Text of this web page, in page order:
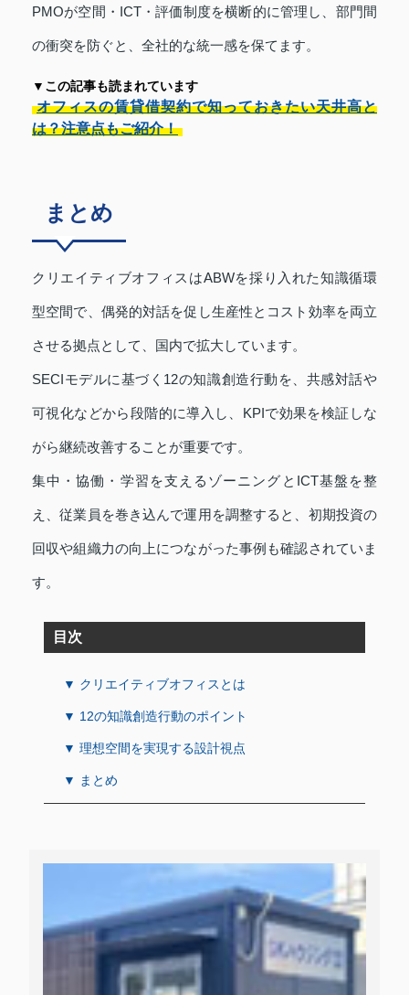
PMOが空間・ICT・評価制度を横断的に管理し、部門間
の衝突を防ぐと、全社的な統一感を保てます。
▼この記事も読まれています
オフィスの賃貸借契約で知っておきたい天井高と
は？注意点もご紹介！
まとめ
クリエイティブオフィスはABWを採り入れた知識循環
型空間で、偶発的対話を促し生産性とコスト効率を両立
させる拠点として、国内で拡大しています。
SECIモデルに基づく12の知識創造行動を、共感対話や
可視化などから段階的に導入し、KPIで効果を検証しな
がら継続改善することが重要です。
集中・協働・学習を支えるゾーニングとICT基盤を整
え、従業員を巻き込んで運用を調整すると、初期投資の
回収や組織力の向上につながった事例も確認されていま
す。
目次
▼ クリエイティブオフィスとは
▼ 12の知識創造行動のポイント
▼ 理想空間を実現する設計視点
▼ まとめ